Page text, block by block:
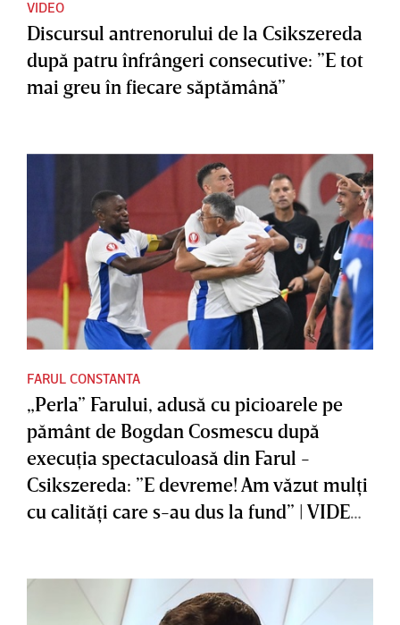
VIDEO
Discursul antrenorului de la Csikszereda
după patru înfrângeri consecutive: ”E tot
mai greu în fiecare săptămână”
FARUL CONSTANTA
„Perla” Farului, adusă cu picioarele pe
pământ de Bogdan Cosmescu după
execuţia spectaculoasă din Farul -
Csikszereda: ”E devreme! Am văzut mulţi
cu calităţi care s-au dus la fund” | VIDEO